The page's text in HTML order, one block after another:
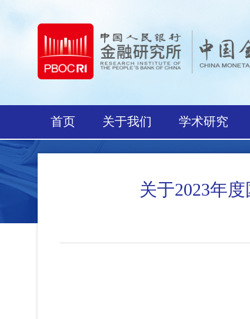
首页 关于我们 学术研究
关于2023年